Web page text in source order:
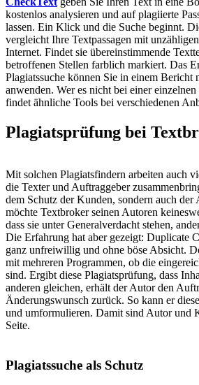
kostenlos analysieren und auf plagiierte
lassen. Ein Klick und die Suche beginnt.
vergleicht Ihre Textpassagen mit
Internet. Findet sie übereinstimmende
betroffenen Stellen farblich markiert. Das
Plagiatssuche können Sie in einem Bericht
anwenden. Wer es nicht bei einer
findet ähnliche Tools bei verschiedenen
Plagiatsprüfung bei
Mit solchen Plagiatsfindern arbeiten auch
die Texter und Auftraggeber
dem Schutz der Kunden, sondern auch der
möchte Textbroker seinen Autoren
dass sie unter Generalverdacht stehen,
Die Erfahrung hat aber gezeigt: Duplicate
ganz unfreiwillig und ohne böse Absicht.
mit mehreren Programmen, ob die
sind. Ergibt diese Plagiatsprüfung, dass
anderen gleichen, erhält der Autor den
Änderungswunsch zurück. So kann er
und umformulieren. Damit sind Autor und
Seite.
Plagiatssuche als Schutz